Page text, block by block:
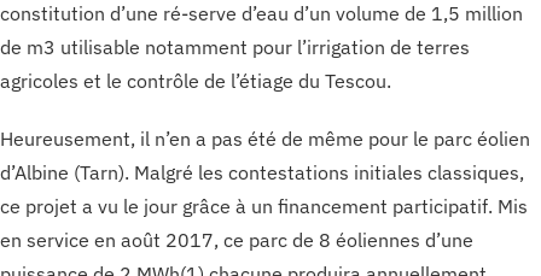
constitution d’une ré-serve d’eau d’un volume de 1,5 million
de m3 utilisable notamment pour l’irrigation de terres
agricoles et le contrôle de l’étiage du Tescou.
Heureusement, il n’en a pas été de même pour le parc éolien
d’Albine (Tarn). Malgré les contestations initiales classiques,
ce projet a vu le jour grâce à un financement participatif. Mis
en service en août 2017, ce parc de 8 éoliennes d’une